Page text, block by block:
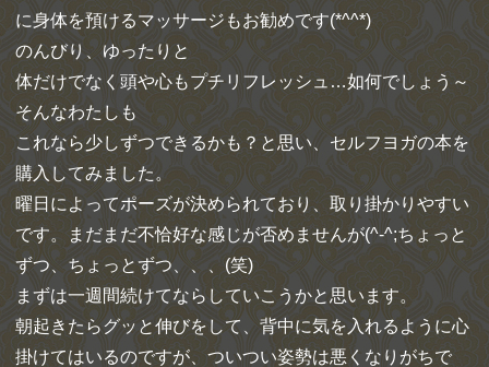
に身体を預けるマッサージもお勧めです(*^^*)
のんびり、ゆったりと
体だけでなく頭や心もプチリフレッシュ…如何でしょう～
そんなわたしも
これなら少しずつできるかも？と思い、セルフヨガの本を
購入してみました。
曜日によってポーズが決められており、取り掛かりやすい
です。まだまだ不恰好な感じが否めませんが(^-^;ちょっと
ずつ、ちょっとずつ、、、(笑)
まずは一週間続けてならしていこうかと思います。
朝起きたらグッと伸びをして、背中に気を入れるように心
掛けてはいるのですが、ついつい姿勢は悪くなりがちで